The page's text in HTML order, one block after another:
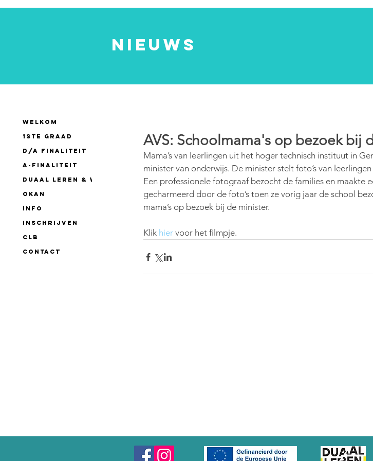
nieuws
WELKOM
1ste GRAAD
D/A finaliteit
A-finaliteit
Duaal leren & werken
OKAN
INFO
INSCHRIJVEN
CLB
CONTACT
AVS: Schoolmama's op bezoek bij
Mama’s van leerlingen uit het hoger technisch instituut in
minister van onderwijs. De minister stelt foto’s van
Een professionele fotograaf bezocht de families en maakte
gecharmeerd door de foto’s toen ze vorig jaar de school
mama’s op bezoek bij de minister.
Klik hier voor het filmpje.